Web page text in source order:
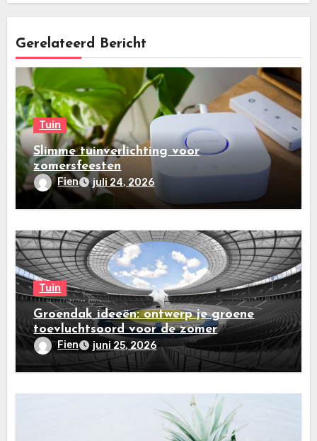
Gerelateerd Bericht
Tuin
Slimme tuinverlichting voor
zomersfeesten
Fien juli 24, 2026
Tuin
Groendak ideeën: ontwerp je groene
toevluchtsoord voor de zomer
Fien juni 25, 2026